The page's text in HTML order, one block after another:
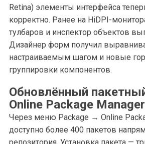
Retina) элементы интерфейса
корректно. Ранее на HiDPI-
тулбаров и инспектор объектов
Дизайнер форм получил
настраиваемым шагом и новые
группировки компонентов.
Обновлённый
Online Package Manager
Через меню Package → Online
доступно более 400 пакетов